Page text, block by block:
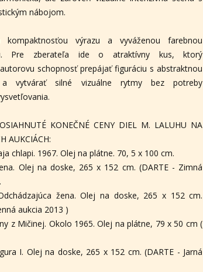
nábojom.
kompaktnosťou výrazu a vyváženou farebnou
Pre zberateľa ide o atraktívny kus, ktorý
schopnosť prepájať figuráciu s abstraktnou
a vytvárať silné vizuálne rytmy bez potreby
KONEČNÉ CENY DIEL M. LALUHU NA
AUKCIÁCH:
chlapi. 1967. Olej na plátne. 70, 5 x 100 cm.
Olej na doske, 265 x 152 cm. (DARTE - Zimná
žena. Olej na doske, 265 x 152 cm.
aukcia 2013 )
z Mičinej. Okolo 1965. Olej na plátne, 79 x 50 cm (
I. Olej na doske, 265 x 152 cm. (DARTE - Jarná